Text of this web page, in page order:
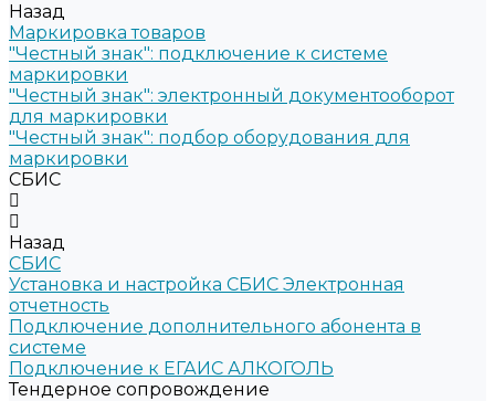
Назад
Маркировка товаров
"Честный знак": подключение к системе
маркировки
"Честный знак": электронный документооборот
для маркировки
"Честный знак": подбор оборудования для
маркировки
СБИС
Назад
СБИС
Установка и настройка СБИС Электронная
отчетность
Подключение дополнительного абонента в
системе
Подключение к ЕГАИС АЛКОГОЛЬ
Тендерное сопровождение